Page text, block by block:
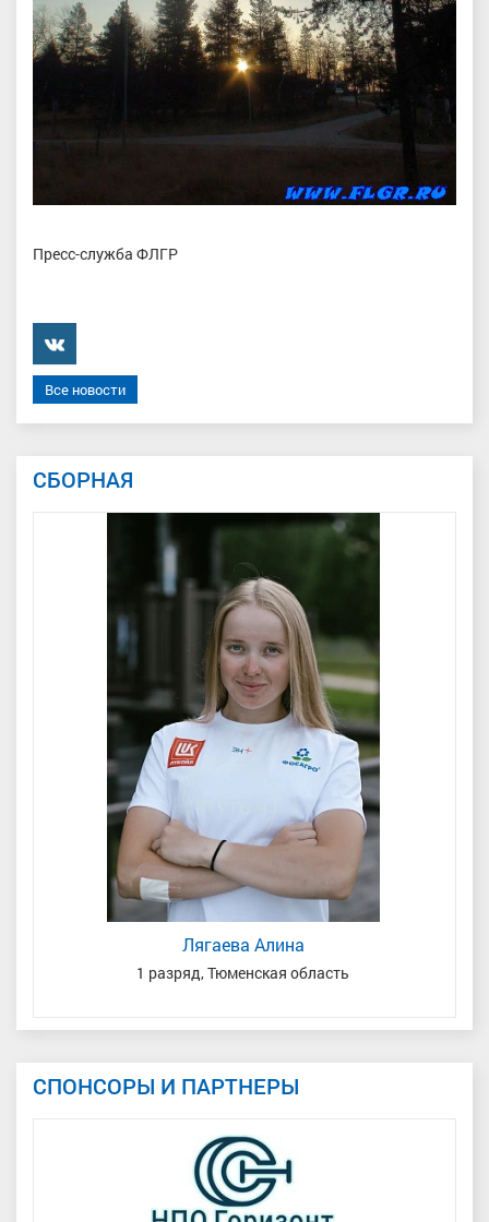
Пресс-служба ФЛГР
���������
Все новости
СБОРНАЯ
Лягаева Алина
1 разряд, Тюменская область
СПОНСОРЫ И ПАРТНЕРЫ